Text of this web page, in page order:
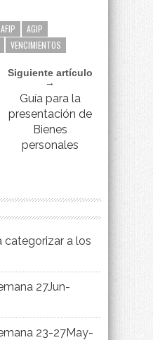
AFIP
AGIP
VENCIMIENTOS
Siguiente artículo
→
Guía para la
presentación de
Bienes
personales
categorizar a los
27Jun-
23-27May-